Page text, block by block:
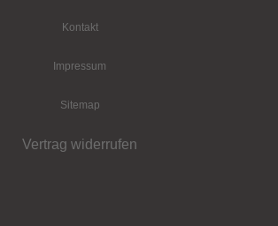
Kontakt
Impressum
Sitemap
Vertrag widerrufen